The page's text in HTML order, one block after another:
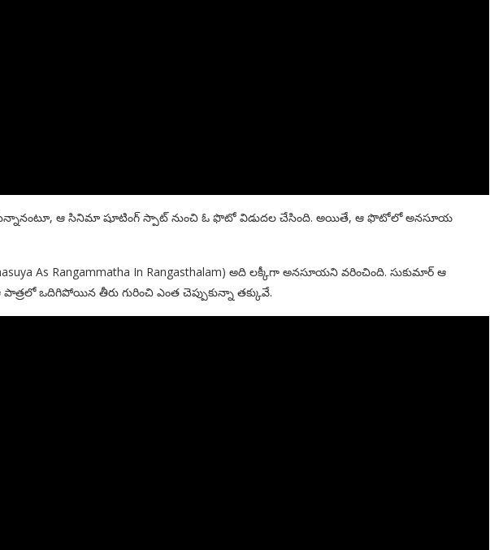
ఆ సినిమా షూటింగ్ స్పాట్ నుంచి ఓ ఫొటో విడుదల చేసింది. అయితే, ఆ ఫొటోలో అనసూయ
As Rangammatha In Rangasthalam) అది లక్కీగా అనసూయని వరించింది. సుకుమార్ ఆ
ఒదిగిపోయిన తీరు గురించి ఎంత చెప్పుకున్నా తక్కువే.